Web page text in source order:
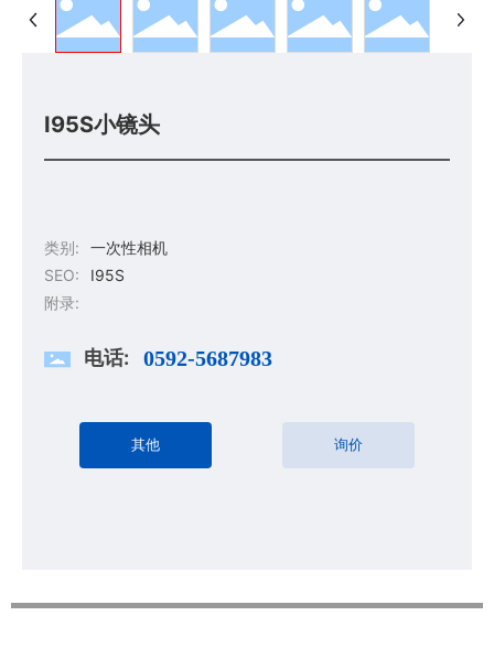
I95S小镜头
类别:
一次性相机
SEO:
I95S
附录:
电话: 0592-5687983
其他 询价